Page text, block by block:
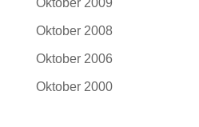
Oktober 2009
Oktober 2008
Oktober 2006
Oktober 2000